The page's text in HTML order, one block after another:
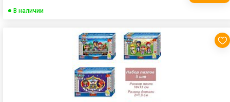
В наличии